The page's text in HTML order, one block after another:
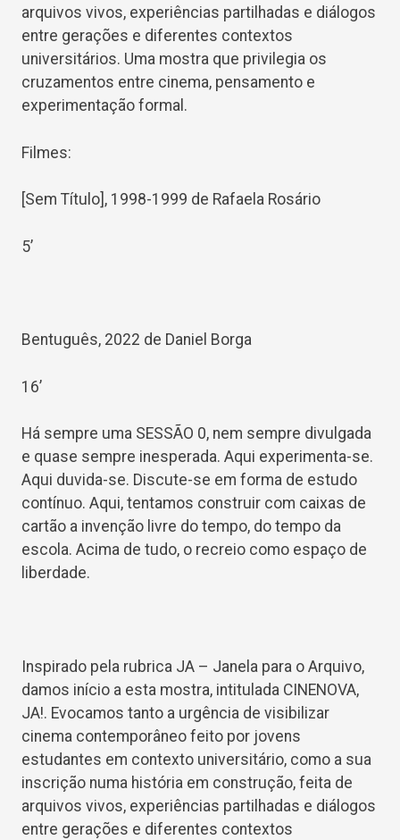
arquivos vivos, experiências partilhadas e diálogos
entre gerações e diferentes contextos
universitários. Uma mostra que privilegia os
cruzamentos entre cinema, pensamento e
experimentação formal.
Filmes:
[Sem Título], 1998-1999 de Rafaela Rosário
5’
Bentuguês, 2022 de Daniel Borga
16’
Há sempre uma SESSÃO 0, nem sempre divulgada
e quase sempre inesperada. Aqui experimenta-se.
Aqui duvida-se. Discute-se em forma de estudo
contínuo. Aqui, tentamos construir com caixas de
cartão a invenção livre do tempo, do tempo da
escola. Acima de tudo, o recreio como espaço de
liberdade.
Inspirado pela rubrica JA – Janela para o Arquivo,
damos início a esta mostra, intitulada CINENOVA,
JA!. Evocamos tanto a urgência de visibilizar
cinema contemporâneo feito por jovens
estudantes em contexto universitário, como a sua
inscrição numa história em construção, feita de
arquivos vivos, experiências partilhadas e diálogos
entre gerações e diferentes contextos